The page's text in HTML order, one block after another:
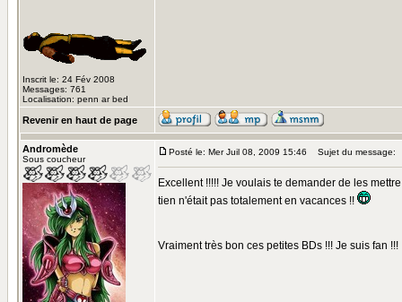
Inscrit le: 24 Fév 2008
Messages: 761
Localisation: penn ar bed
Revenir en haut de page
Andromède
Sous coucheur
Posté le: Mer Juil 08, 2009 15:46 Sujet du message:
Excellent !!!!! Je voulais te demander de les
tien n'était pas totalement en vacances !!
Vraiment très bon ces petites BDs !!! Je suis fan !!!